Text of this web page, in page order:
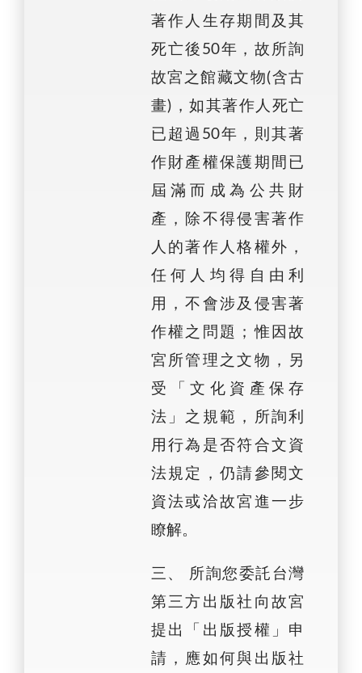
著作人生存期間及其
死亡後50年，故所詢
故宮之館藏文物(含古
畫)，如其著作人死亡
已超過50年，則其著
作財產權保護期間已
屆滿而成為公共財
產，除不得侵害著作
人的著作人格權外，
任何人均得自由利
用，不會涉及侵害著
作權之問題；惟因故
宮所管理之文物，另
受「文化資產保存
法」之規範，所詢利
用行為是否符合文資
法規定，仍請參閱文
資法或洽故宮進一步
瞭解。
三、 所詢您委託台灣
第三方出版社向故宮
提出「出版授權」申
請，應如何與出版社